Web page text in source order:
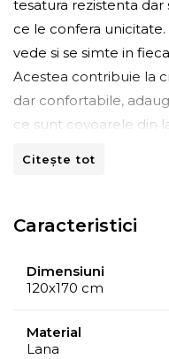
tesatura rezistenta dar
ce le confera unicitate.
vede si se simte in
Acestea contribuie la
dar confortabile,
ce sunt covoarele din
designurile pline de
- Sunt produse Eco-
incapere este ridicata;
- Ofera confort atat pe
Citește tot
Caracteristici
Dimensiuni
120x170 cm
Material
Lana